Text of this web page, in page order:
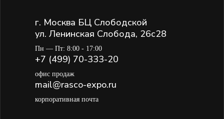
г. Москва БЦ Слободской
ул. Ленинская Слобода, 26с28
Пн — Пт: 8:00 - 17:00
+7 (499) 70-333-20
офис продаж
mail@rasco-expo.ru
корпоративная почта